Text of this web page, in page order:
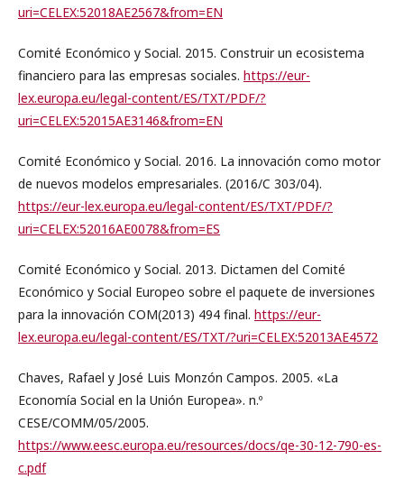
uri=CELEX:52018AE2567&from=EN
Comité Económico y Social. 2015. Construir un ecosistema
financiero para las empresas sociales. https://eur-
lex.europa.eu/legal-content/ES/TXT/PDF/?
uri=CELEX:52015AE3146&from=EN
Comité Económico y Social. 2016. La innovación como motor
de nuevos modelos empresariales. (2016/C 303/04).
https://eur-lex.europa.eu/legal-content/ES/TXT/PDF/?
uri=CELEX:52016AE0078&from=ES
Comité Económico y Social. 2013. Dictamen del Comité
Económico y Social Europeo sobre el paquete de inversiones
para la innovación COM(2013) 494 final. https://eur-
lex.europa.eu/legal-content/ES/TXT/?uri=CELEX:52013AE4572
Chaves, Rafael y José Luis Monzón Campos. 2005. «La
Economía Social en la Unión Europea». n.º
CESE/COMM/05/2005.
https://www.eesc.europa.eu/resources/docs/qe-30-12-790-es-
c.pdf